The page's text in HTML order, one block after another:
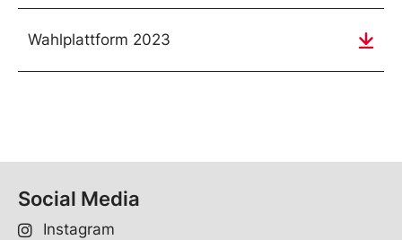
Wahlplattform 2023
Social Media
Instagram